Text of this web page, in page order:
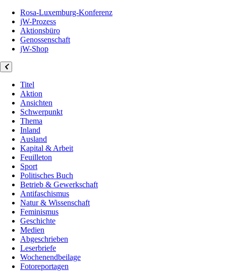
Rosa-Luxemburg-Konferenz
jW-Prozess
Aktionsbüro
Genossenschaft
jW-Shop
Titel
Aktion
Ansichten
Schwerpunkt
Thema
Inland
Ausland
Kapital & Arbeit
Feuilleton
Sport
Politisches Buch
Betrieb & Gewerkschaft
Antifaschismus
Natur & Wissenschaft
Feminismus
Geschichte
Medien
Abgeschrieben
Leserbriefe
Wochenendbeilage
Fotoreportagen